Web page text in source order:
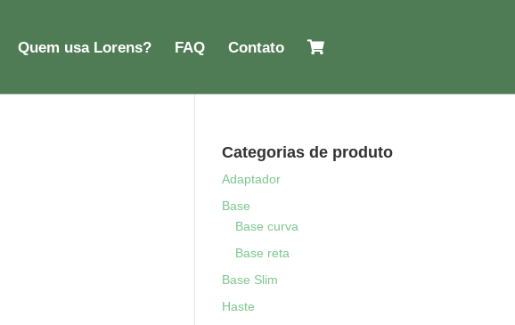
Quem usa Lorens? FAQ Contato
Categorias de produto
Adaptador
Base
Base curva
Base reta
Base Slim
Haste